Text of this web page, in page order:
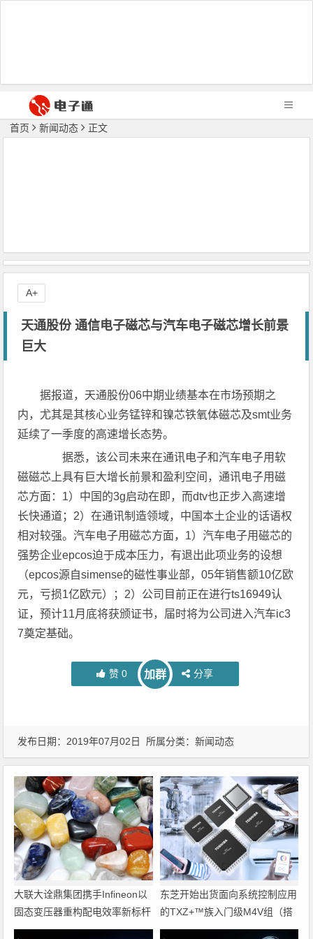
首页 新闻动态 正文
天通股份 通信电子磁芯与汽车电子磁芯增长前景
巨大
据报道，天通股份06中期业绩基本在市场预期之
内，尤其是其核心业务锰锌和镍芯铁氧体磁芯及smt业务
延续了一季度的高速增长态势。
据悉，该公司未来在通讯电子和汽车电子用软
磁磁芯上具有巨大增长前景和盈利空间，通讯电子用磁
芯方面：1）中国的3g启动在即，而dtv也正步入高速增
长快通道；2）在通讯制造领域，中国本土企业的话语权
相对较强。汽车电子用磁芯方面，1）汽车电子用磁芯的
强势企业epcos迫于成本压力，有退出此项业务的设想
（epcos源自simense的磁性事业部，05年销售额10亿欧
元，亏损1亿欧元）；2）公司目前正在进行ts16949认
证，预计11月底将获颁证书，届时将为公司进入汽车ic3
7奠定基础。
赞 0 加群 分享
A+
发布日期：2019年07月02日 所属分类：新闻动态
大联大诠鼎集团携手Infineon以
固态变压器重构配电效率新标杆
东芝开始出货面向系统控制应用
的TXZ+™族入门级M4V组（搭
载Arm Cortex‑M4内核的标准微